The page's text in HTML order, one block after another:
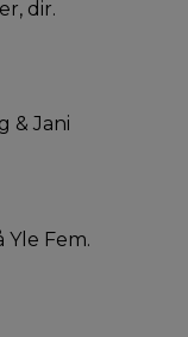
dir.
& Jani
Fem.